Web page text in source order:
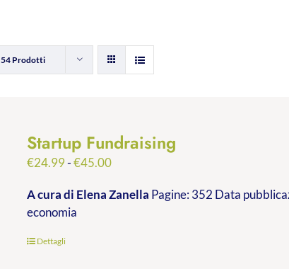
54 Prodotti
Startup Fundraising
€24.99-€45.00Fascia
prezzo:
A cura di Elena Zanella Pagine: 352 Data
economia
Dettagli